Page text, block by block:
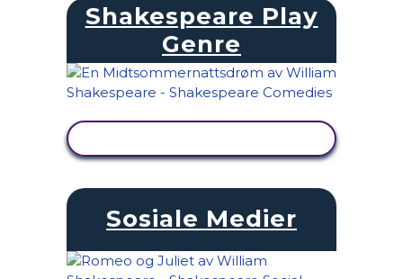
Shakespeare Play
Genre
Sosiale Medier